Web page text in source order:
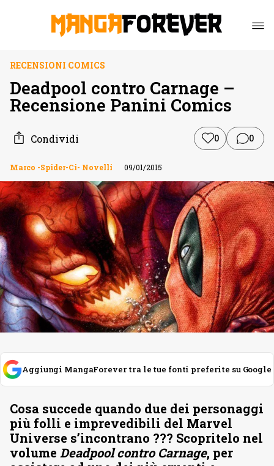
RECENSIONI COMICS
Deadpool contro Carnage –
Recensione Panini Comics
Condividi 0 0
Marco -Spider-Ci- Novelli 09/01/2015
Aggiungi MangaForever tra le tue fonti preferite su Google
Cosa succede quando due dei personaggi
più folli e imprevedibili del Marvel
Universe s’incontrano ??? Scopritelo nel
volume Deadpool contro Carnage, per